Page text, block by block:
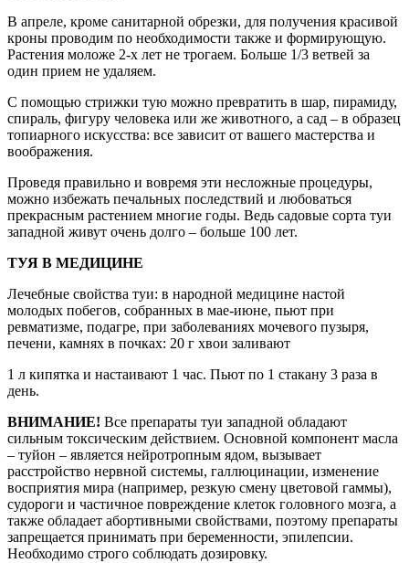
В апреле, кроме санитарной обрезки, для получения красивой
кроны проводим по необходимости также и формирующую.
Растения моложе 2-х лет не трогаем. Больше 1/3 ветвей за
один прием не удаляем.
С помощью стрижки тую можно превратить в шар, пирамиду,
спираль, фигуру человека или же животного, а сад – в образец
топиарного искусства: все зависит от вашего мастерства и
воображения.
Проведя правильно и вовремя эти несложные процедуры,
можно избежать печальных последствий и любоваться
прекрасным растением многие годы. Ведь садовые сорта туи
западной живут очень долго – больше 100 лет.
ТУЯ В МЕДИЦИНЕ
Лечебные свойства туи: в народной медицине настой
молодых побегов, собранных в мае-июне, пьют при
ревматизме, подагре, при заболеваниях мочевого пузыря,
печени, камнях в почках: 20 г хвои заливают
1 л кипятка и настаивают 1 час. Пьют по 1 стакану 3 раза в
день.
ВНИМАНИЕ! Все препараты туи западной обладают
сильным токсическим действием. Основной компонент масла
– туйон – является нейротропным ядом, вызывает
расстройство нервной системы, галлюцинации, изменение
восприятия мира (например, резкую смену цветовой гаммы),
судороги и частичное повреждение клеток головного мозга, а
также обладает абортивными свойствами, поэтому препараты
запрещается принимать при беременности, эпилепсии.
Необходимо строго соблюдать дозировку.